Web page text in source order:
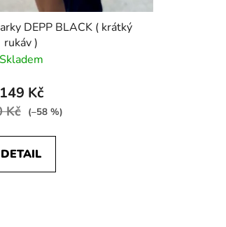
DEPP BLACK ( krátký
rukáv )
Skladem
149 Kč
Kč (–58 %)
DETAIL